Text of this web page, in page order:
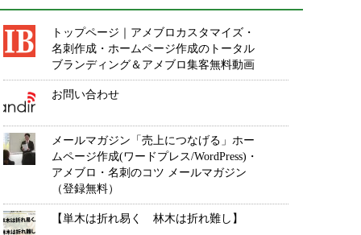
トップページ｜アメブロカスタマイズ・
名刺作成・ホームページ作成のトータル
ブランディング＆アメブロ集客無料動画
お問い合わせ
メールマガジン「売上につなげる」ホー
ムページ作成(ワードプレス/WordPress)・
アメブロ・名刺のコツ メールマガジン
（登録無料）
【単木は折れ易く 林木は折れ難し】